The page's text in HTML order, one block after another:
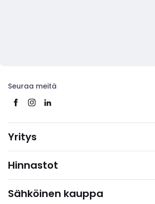
Seuraa meitä
Yritys
Hinnastot
Sähköinen kauppa